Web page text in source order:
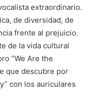
extraordinario.
de diversidad, de
frente al prejuicio.
de la vida cultural
“We Are the
que descubre por
con los auriculares